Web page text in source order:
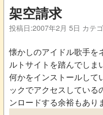
架空請求
投稿日:2007年2月 5日 カテ
懐かしのアイドル歌手を
ルトサイトを踏んでしま
何かをインストールして
ックでアクセスしている
ンロードする余裕もあり